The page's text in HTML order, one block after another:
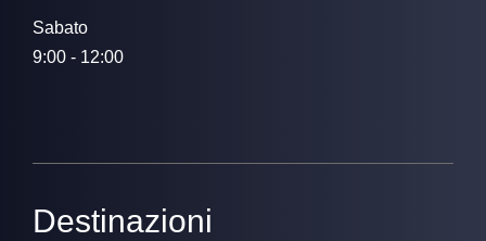
Sabato
9:00 - 12:00
Destinazioni